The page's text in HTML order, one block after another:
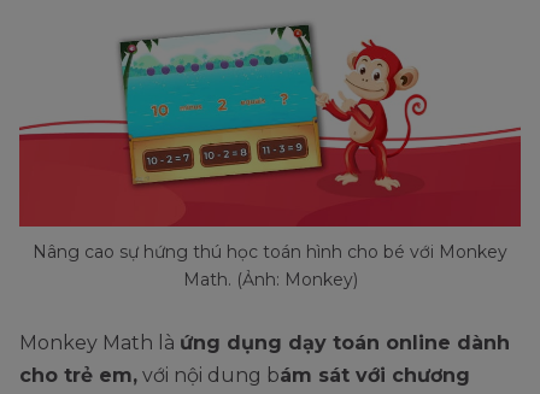
Nâng cao sự hứng thú học toán hình cho bé với Monkey
Math. (Ảnh: Monkey)
Monkey Math là ứng dụng dạy toán online dành
cho trẻ em, với nội dung bám sát với chương